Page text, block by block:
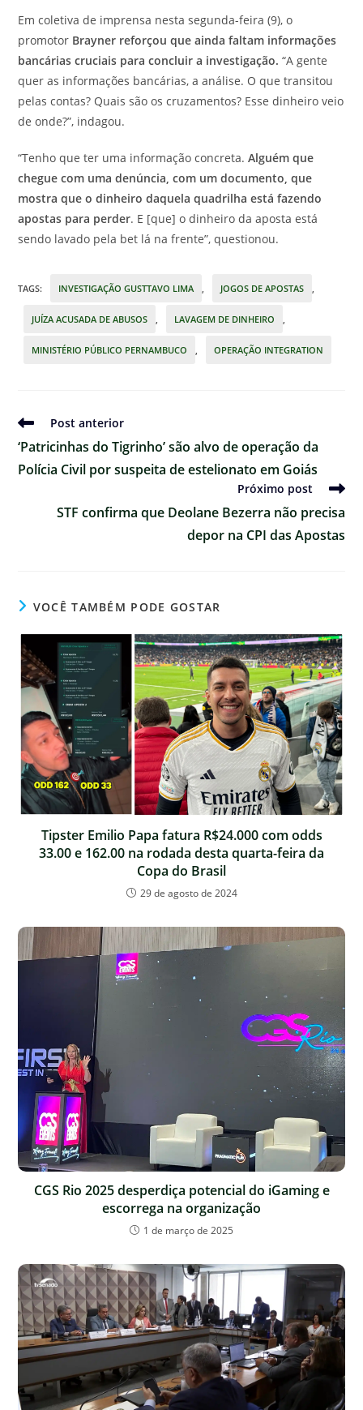
Em coletiva de imprensa nesta segunda-feira (9), o
promotor Brayner reforçou que ainda faltam informações
bancárias cruciais para concluir a investigação. “A gente
quer as informações bancárias, a análise. O que transitou
pelas contas? Quais são os cruzamentos? Esse dinheiro veio
de onde?”, indagou.
“Tenho que ter uma informação concreta.Alguém que
chegue com uma denúncia, com um documento, que
mostra que o dinheiro daquela quadrilha está fazendo
apostas para perder. E [que] o dinheiro da aposta está
sendo lavado pela bet lá na frente”, questionou.
TAGS: INVESTIGAÇÃO GUSTTAVO LIMA , JOGOS DE APOSTAS ,
JUÍZA ACUSADA DE ABUSOS , LAVAGEM DE DINHEIRO ,
MINISTÉRIO PÚBLICO PERNAMBUCO , OPERAÇÃO INTEGRATION
Ler
artigos
Post anterior
‘Patricinhas do Tigrinho’ são alvo de operação da
Polícia Civil por suspeita de estelionato em Goiás
Próximo post
STF confirma que Deolane Bezerra não precisa
depor na CPI das Apostas
VOCÊ TAMBÉM PODE GOSTAR
Tipster Emilio Papa fatura R$24.000 com odds
33.00 e 162.00 na rodada desta quarta-feira da
Copa do Brasil
29 de agosto de 2024
CGS Rio 2025 desperdiça potencial do iGaming e
escorrega na organização
1 de março de 2025